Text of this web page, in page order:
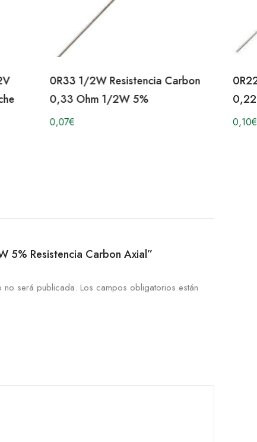
0R33 1/2W Resistencia Carbon
0,33 Ohm 1/2W 5%
0,07€ 0,10€
5% Resistencia Carbon Axial”
no será publicada. Los campos obligatorios están